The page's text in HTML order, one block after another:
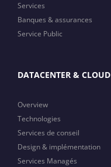
Services
Banques & assurances
Service Public
DATACENTER & CLOUD
Overview
Technologies
Services de conseil
Design & implémentation
Services Managés